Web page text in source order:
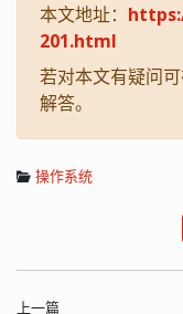
本文地址：
201.html
若对本文有疑问
解答。
操作系统
上一篇